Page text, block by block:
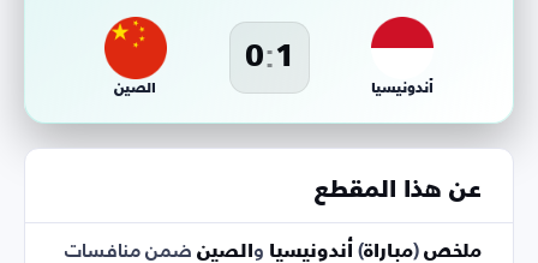
أندونيسيا
1
:
0
الصين
عن هذا المقطع
ملخص (مباراة) أندونيسيا و الصين ضمن منافسات